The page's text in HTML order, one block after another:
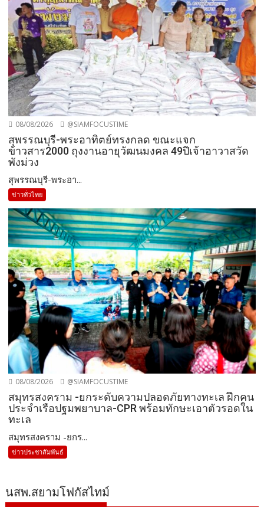
08/08/2026 @SIAMFOCUSTIME
สุพรรณบุรี-พระอาทิตย์ทรงกลด ขณะแจก
ข้าวสาร2000 ถุงงานอายุวัฒนมงคล 49ปีเจ้าอาวาสวัด
พังม่วง
สุพรรณบุรี-พระอา...
ข่าวทั่วไทย
08/08/2026 @SIAMFOCUSTIME
สมุทรสงคราม -ยกระดับความปลอดภัยทางทะเล ฝึกคน
ประจำเรือปฐมพยาบาล-CPR พร้อมทักษะเอาตัวรอดใน
ทะเล
สมุทรสงคราม -ยกร...
ข่าวประชาสัมพันธ์
นสพ.สยามโฟกัสไทม์